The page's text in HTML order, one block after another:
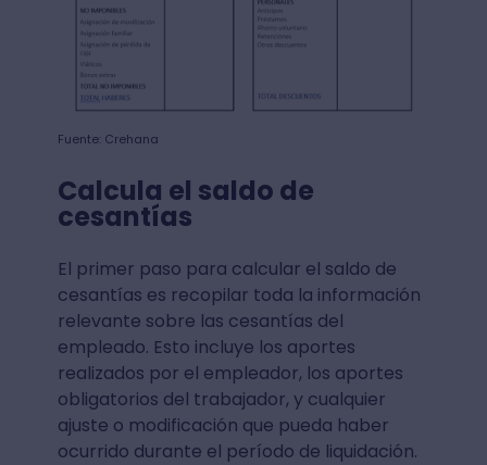
Fuente: Crehana
Calcula el saldo de
cesantías
El primer paso para calcular el saldo de
cesantías es recopilar toda la información
relevante sobre las cesantías del
empleado. Esto incluye los aportes
realizados por el empleador, los aportes
obligatorios del trabajador, y cualquier
ajuste o modificación que pueda haber
ocurrido durante el período de liquidación.